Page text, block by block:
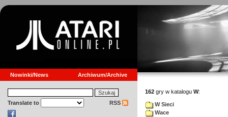
Nowinki/News Archiwum/Archive
Translate to RSS
162 gry w katalogu W:
W Sieci
Wace